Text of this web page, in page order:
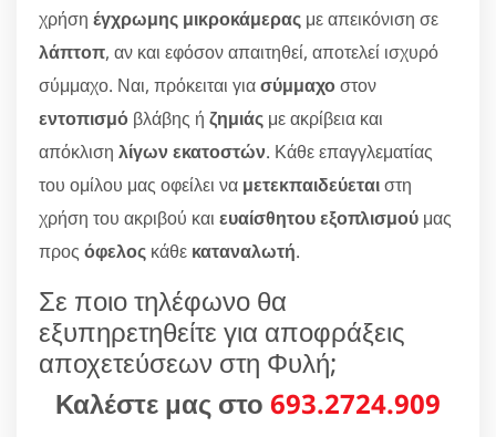
χρήση έγχρωμης μικροκάμερας με απεικόνιση σε
λάπτοπ, αν και εφόσον απαιτηθεί, αποτελεί ισχυρό
σύμμαχο. Ναι, πρόκειται γιασύμμαχοστον
εντοπισμό βλάβης ή ζημιάς με ακρίβεια και
απόκλιση λίγων εκατοστών. Κάθε επαγγλεματίας
του ομίλου μας οφείλει να μετεκπαιδεύεταιστη
χρήση του ακριβού και ευαίσθητου εξοπλισμού μας
προς όφελος κάθε καταναλωτή.
Σε ποιο τηλέφωνο θα
εξυπηρετηθείτε για αποφράξεις
αποχετεύσεων στη Φυλή;
Καλέστε μας στο 693.2724.909